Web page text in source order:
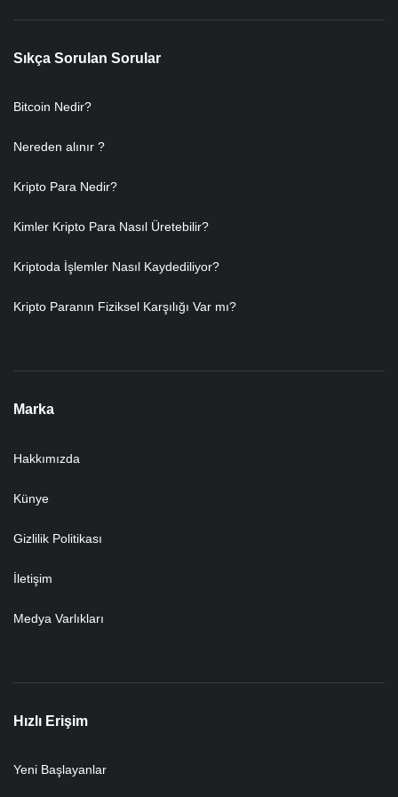
Sıkça Sorulan Sorular
Bitcoin Nedir?
Nereden alınır ?
Kripto Para Nedir?
Kimler Kripto Para Nasıl Üretebilir?
Kriptoda İşlemler Nasıl Kaydediliyor?
Kripto Paranın Fiziksel Karşılığı Var mı?
Marka
Hakkımızda
Künye
Gizlilik Politikası
İletişim
Medya Varlıkları
Hızlı Erişim
Yeni Başlayanlar